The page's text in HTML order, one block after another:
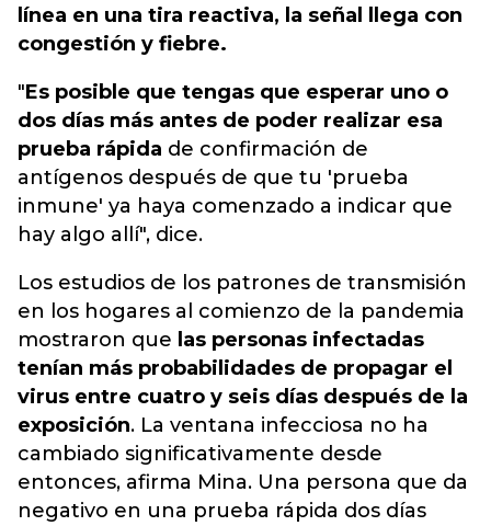
línea en una tira reactiva, la señal llega con
congestión y fiebre.
"Es posible que tengas que esperar uno o
dos días más antes de poder realizar esa
prueba rápida de confirmación de
antígenos después de que tu 'prueba
inmune' ya haya comenzado a indicar que
hay algo allí", dice.
Los estudios de los patrones de transmisión
en los hogares al comienzo de la pandemia
mostraron que las personas infectadas
tenían más probabilidades de propagar el
virus entre cuatro y seis días después de la
exposición. La ventana infecciosa no ha
cambiado significativamente desde
entonces, afirma Mina. Una persona que da
negativo en una prueba rápida dos días